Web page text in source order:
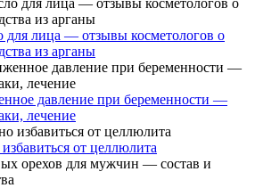
для лица — отзывы косметологов о
из арганы
давление при беременности —
лечение
от целлюлита